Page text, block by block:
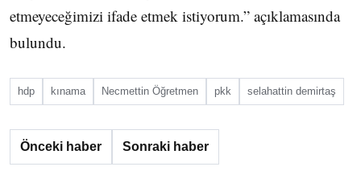
etmeyeceğimizi ifade etmek istiyorum.” açıklamasında
bulundu.
hdp kınama Necmettin Öğretmen pkk selahattin demirtaş
Önceki haber Sonraki haber